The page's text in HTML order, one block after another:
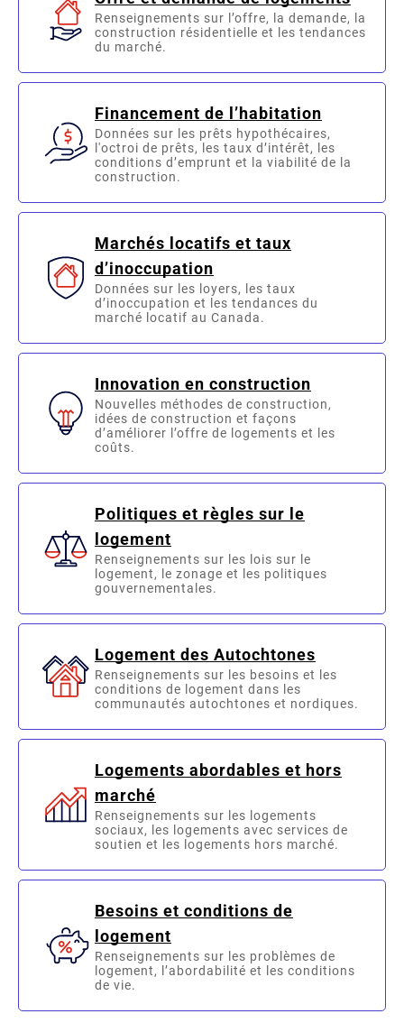
Renseignements sur l’offre, la demande, la
construction résidentielle et les tendances
du marché.
Financement de l’habitation
Données sur les prêts hypothécaires,
l'octroi de prêts, les taux d’intérêt, les
conditions d’emprunt et la viabilité de la
construction.
Marchés locatifs et taux
d’inoccupation
Données sur les loyers, les taux
d’inoccupation et les tendances du
marché locatif au Canada.
Innovation en construction
Nouvelles méthodes de construction,
idées de construction et façons
d’améliorer l’offre de logements et les
coûts.
Politiques et règles sur le
logement
Renseignements sur les lois sur le
logement, le zonage et les politiques
gouvernementales.
Logement des Autochtones
Renseignements sur les besoins et les
conditions de logement dans les
communautés autochtones et nordiques.
Logements abordables et hors
marché
Renseignements sur les logements
sociaux, les logements avec services de
soutien et les logements hors marché.
Besoins et conditions de
logement
Renseignements sur les problèmes de
logement, l’abordabilité et les conditions
de vie.